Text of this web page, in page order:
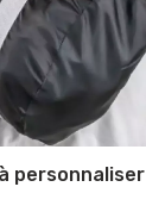
personnaliser